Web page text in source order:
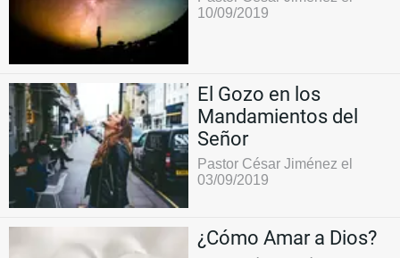
10/09/2019
El Gozo en los
Mandamientos del
Señor
Pastor César Jiménez el
03/09/2019
¿Cómo Amar a Dios?